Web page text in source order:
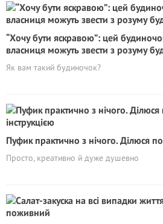
“Хочу бути яскравою”: цей
власниця можуть звести з розуму
Як вам такий будиночок?
Пуфик практично з нічого. Ділюся
Просто, креативно й дуже душевно